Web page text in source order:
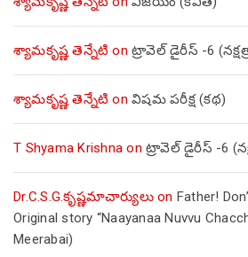
శ్యామకృష్ణ తెన్నేటి on ట్రావెల్ డైరీస్ -6
శ్యామకృష్ణ తెన్నేటి on విషమ పరీక్ష (క‌థ‌)
T Shyama Krishna on ట్రావెల్ డైరీస్ -6
Dr.C.S.G.కృష్ణమాచార్యులుon Father!
Original story “Naayanaa Nuvvu
Meerabai)